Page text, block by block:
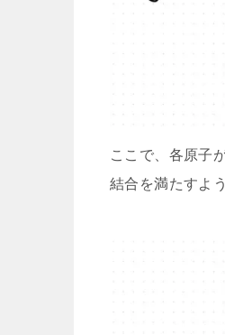
ここで、各原子
結合を満たすよ